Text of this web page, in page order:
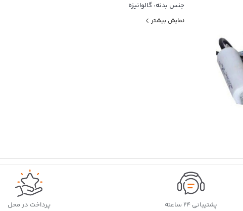
جنس بدنه: گالوانیزه
ولتاژ ورودی برق: 220 ولت
نمایش بیشتر
پشتیبانی ۲۴ ساعته پرداخت در محل